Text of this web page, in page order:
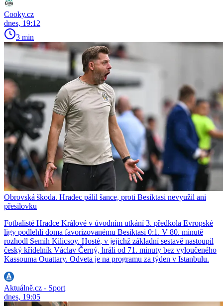
Cooky.cz
dnes, 19:12
3 min
Obrovská škoda. Hradec pálil šance, proti Besiktasi nevyužil ani
přesilovku
Fotbalisté Hradce Králové v úvodním utkání 3. předkola Evropské
ligy podlehli doma favorizovanému Besiktasi 0:1. V 80. minutě
rozhodl Semih Kilicsoy. Hosté, v jejichž základní sestavě nastoupil
český křídelník Václav Černý, hráli od 71. minuty bez vyloučeného
Kassouma Ouattary. Odveta je na programu za týden v Istanbulu.
Aktuálně.cz - Sport
dnes, 19:05